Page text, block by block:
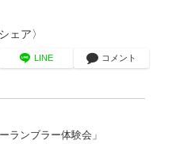
ェア〉
LINE コメント
ランブラー体験会」